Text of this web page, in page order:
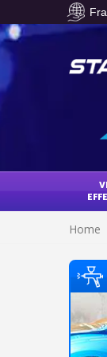
Home